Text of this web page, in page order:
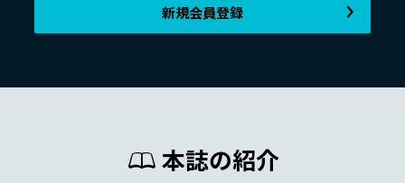
新規会員登録
本誌の紹介